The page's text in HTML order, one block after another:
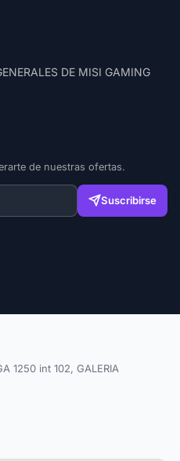
DE MISI GAMING
de nuestras ofertas.
Suscribirse
1250 int 102, GALERIA